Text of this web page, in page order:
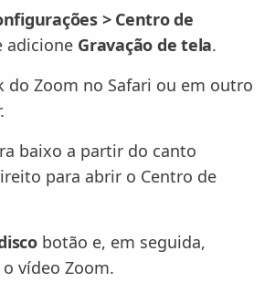
> Centro de
adicione Gravação de tela.
do Zoom no Safari ou em outro
baixo a partir do canto
para abrir o Centro de
botão e, em seguida,
vídeo Zoom.